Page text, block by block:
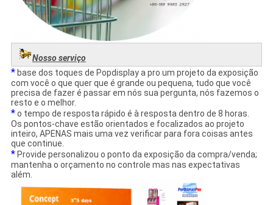
Nosso serviço
*base dos toques de Popdisplay a pro um projeto da exposição
com você o que quer que é grande ou pequena, tudo que você
precisa de fazer é passar em nós sua pergunta, nós fazemos o
resto e o melhor.
*o tempo de resposta rápido é à resposta dentro de 8 horas.
Os pontos-chave estão orientados e focalizados ao projeto
inteiro, APENAS mais uma vez verificar para fora coisas antes
que continue.
*Provide personalizou o ponto da exposição da compra/venda;
mantenha o orçamento no controle mas nas expectativas
além.